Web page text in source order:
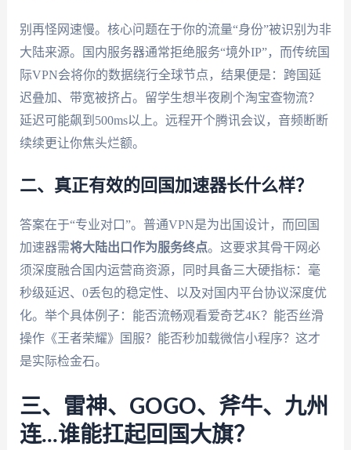
别再怪网速慢。核心问题在于你的流量“身份”被识别为非
大陆来源。国内服务器通常拒绝服务“境外IP”，而传统国
际VPN会将你的数据绕行全球节点，结果便是：跨国延
迟叠加、带宽被挤占。留学生想半夜刷个淘宝查物流？
延迟可能飙到500ms以上。远程开个腾讯会议，音频断断
续续更让你焦头烂额。
二、真正有效的回国加速器长什么样？
答案在于“专业对口”。普通VPN是为出国设计，而回国
加速器需将大陆出口作为服务终点。这要求其骨干网必
须深度融合国内运营商资源，同时具备三大硬指标：毫
秒级延迟、0丢包的稳定性、以及对国内平台协议深度优
化。举个具体例子：能否流畅观看爱奇艺4K？能否丝滑
操作《王者荣耀》国服？能否秒加载微信小程序？这才
是实际检金石。
三、雷神、GOGO、斧牛、九州
连...谁能扛起回国大旗？